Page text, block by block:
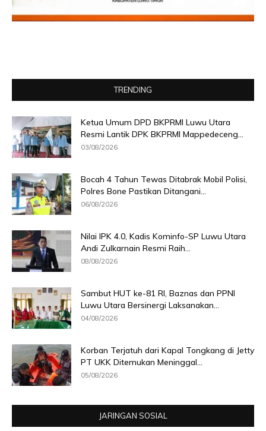
TRENDING
Ketua Umum DPD BKPRMI Luwu Utara
Resmi Lantik DPK BKPRMI Mappedeceng...
03/08/2026
Bocah 4 Tahun Tewas Ditabrak Mobil Polisi,
Polres Bone Pastikan Ditangani...
06/08/2026
Nilai IPK 4.0, Kadis Kominfo-SP Luwu Utara
Andi Zulkarnain Resmi Raih...
08/08/2026
Sambut HUT ke-81 RI, Baznas dan PPNI
Luwu Utara Bersinergi Laksanakan...
04/08/2026
Korban Terjatuh dari Kapal Tongkang di Jetty
PT UKK Ditemukan Meninggal...
05/08/2026
JARINGAN SOSIAL